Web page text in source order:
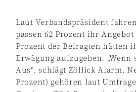
Laut Verbandspräsident
passen 62 Prozent ihr
Prozent der Befragten hätten
Erwägung aufzugeben.
Aus“, schlägt Zöllick Alarm.
Prozent) gehören laut